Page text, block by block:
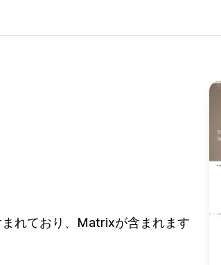
れており、Matrixが含まれます